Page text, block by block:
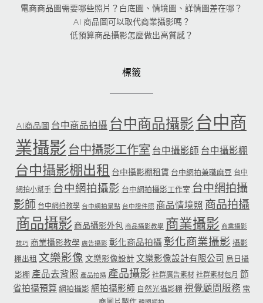
電商商品圖需要哪些照片？白底圖、情境圖、詳情圖差在哪？
AI 商品圖可以取代商業攝影嗎？
低預算商品攝影怎麼做出高質感？
標籤
AI商品圖 台中商品拍攝 台中商品攝影 台中商
業攝影 台中攝影工作室 台中攝影師 台中攝影棚
台中攝影棚出租 台中攝影棚租賃 台中網拍兼職麻豆 台中
網拍小幫手 台中網拍攝影 台中網拍攝影工作室 台中網拍攝
影師 台中網拍教學 台中網拍景點 台中證件照 商品情境照 商品拍攝
商品攝影商品攝影外包 商品攝影教學 商業攝影 商業攝影
技巧 商業攝影教學 廣告攝影 彰化商品拍攝 彰化商業攝影 攝影
棚出租 文樂影像 文樂影像設計文樂影像設計有限公司 烏日攝
影棚 產品去背照 產品拍攝 產品攝影 社群廣告素材 社群素材包月 節
省拍攝預算 網拍攝影 網拍攝影師 自然光攝影棚 視覺顧問服務 電